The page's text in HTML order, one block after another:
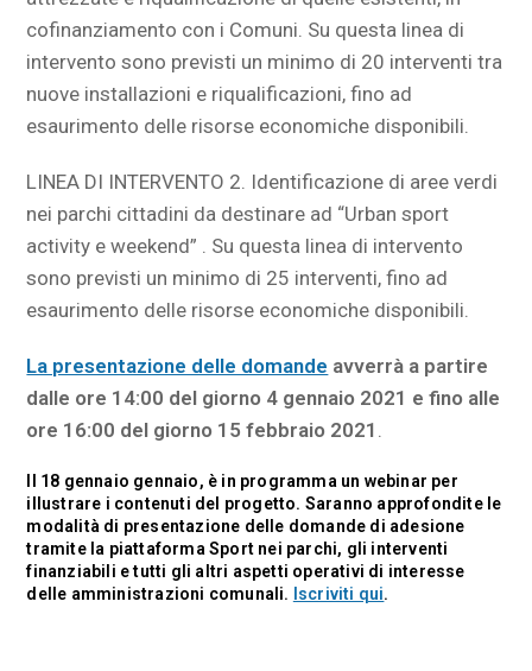
cofinanziamento con i Comuni. Su questa linea di
intervento sono previsti un minimo di 20 interventi tra
nuove installazioni e riqualificazioni, fino ad
esaurimento delle risorse economiche disponibili.
LINEA DI INTERVENTO 2. Identificazione di aree verdi
nei parchi cittadini da destinare ad “Urban sport
activity e weekend” . Su questa linea di intervento
sono previsti un minimo di 25 interventi, fino ad
esaurimento delle risorse economiche disponibili.
La presentazione delle domande avverrà a partire
dalle ore 14:00 del giorno 4 gennaio 2021 e fino alle
ore 16:00 del giorno 15 febbraio 2021 .
Il 18 gennaio gennaio, è in programma un webinar per
illustrare i contenuti del progetto. Saranno approfondite le
modalità di presentazione delle domande di adesione
tramite la piattaforma Sport nei parchi, gli interventi
finanziabili e tutti gli altri aspetti operativi di interesse
delle amministrazioni comunali.
Iscriviti qui.